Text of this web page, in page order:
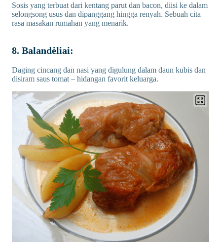
Sosis yang terbuat dari kentang parut dan bacon, diisi ke dalam
selongsong usus dan dipanggang hingga renyah. Sebuah cita
rasa masakan rumahan yang menarik.
8. Balandėliai:
Daging cincang dan nasi yang digulung dalam daun kubis dan
disiram saus tomat – hidangan favorit keluarga.